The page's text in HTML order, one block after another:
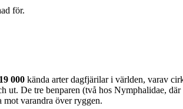
för.
19 000 kända arter dagfjärilar i världen, varav
ut. De tre benparen (två hos Nymphalidae,
mot varandra över ryggen.